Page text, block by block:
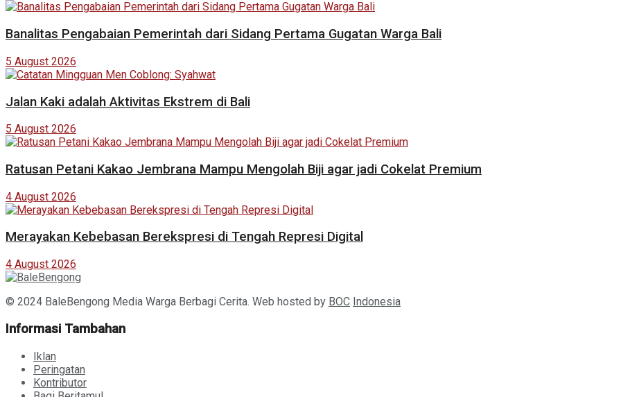
Banalitas Pengabaian Pemerintah dari Sidang Pertama Gugatan Warga Bali
5 August 2026
Jalan Kaki adalah Aktivitas Ekstrem di Bali
5 August 2026
Ratusan Petani Kakao Jembrana Mampu Mengolah Biji agar jadi Cokelat Premium
4 August 2026
Merayakan Kebebasan Berekspresi di Tengah Represi Digital
4 August 2026
© 2024 BaleBengong Media Warga Berbagi Cerita. Web hosted by BOC Indonesia
Informasi Tambahan
Iklan
Peringatan
Kontributor